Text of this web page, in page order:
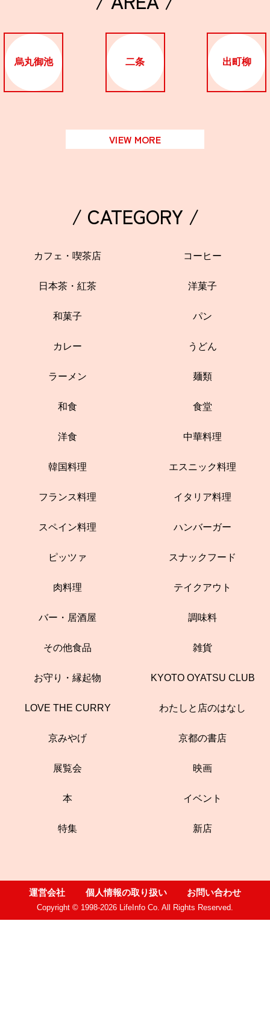
烏丸御池 二条 出町柳
VIEW MORE
/ CATEGORY /
カフェ・喫茶店 コーヒー
日本茶・紅茶 洋菓子
和菓子 パン
カレー うどん
ラーメン 麺類
和食 食堂
洋食 中華料理
韓国料理 エスニック料理
フランス料理 イタリア料理
スペイン料理 ハンバーガー
ピッツァ スナックフード
肉料理 テイクアウト
バー・居酒屋 調味料
その他食品 雑貨
お守り・縁起物 KYOTO OYATSU CLUB
LOVE THE CURRY わたしと店のはなし
京みやげ 京都の書店
展覧会 映画
本 イベント
特集 新店
運営会社 個人情報の取り扱い お問い合わせ
Copyright © 1998-2026 LifeInfo Co. All Rights Reserved.